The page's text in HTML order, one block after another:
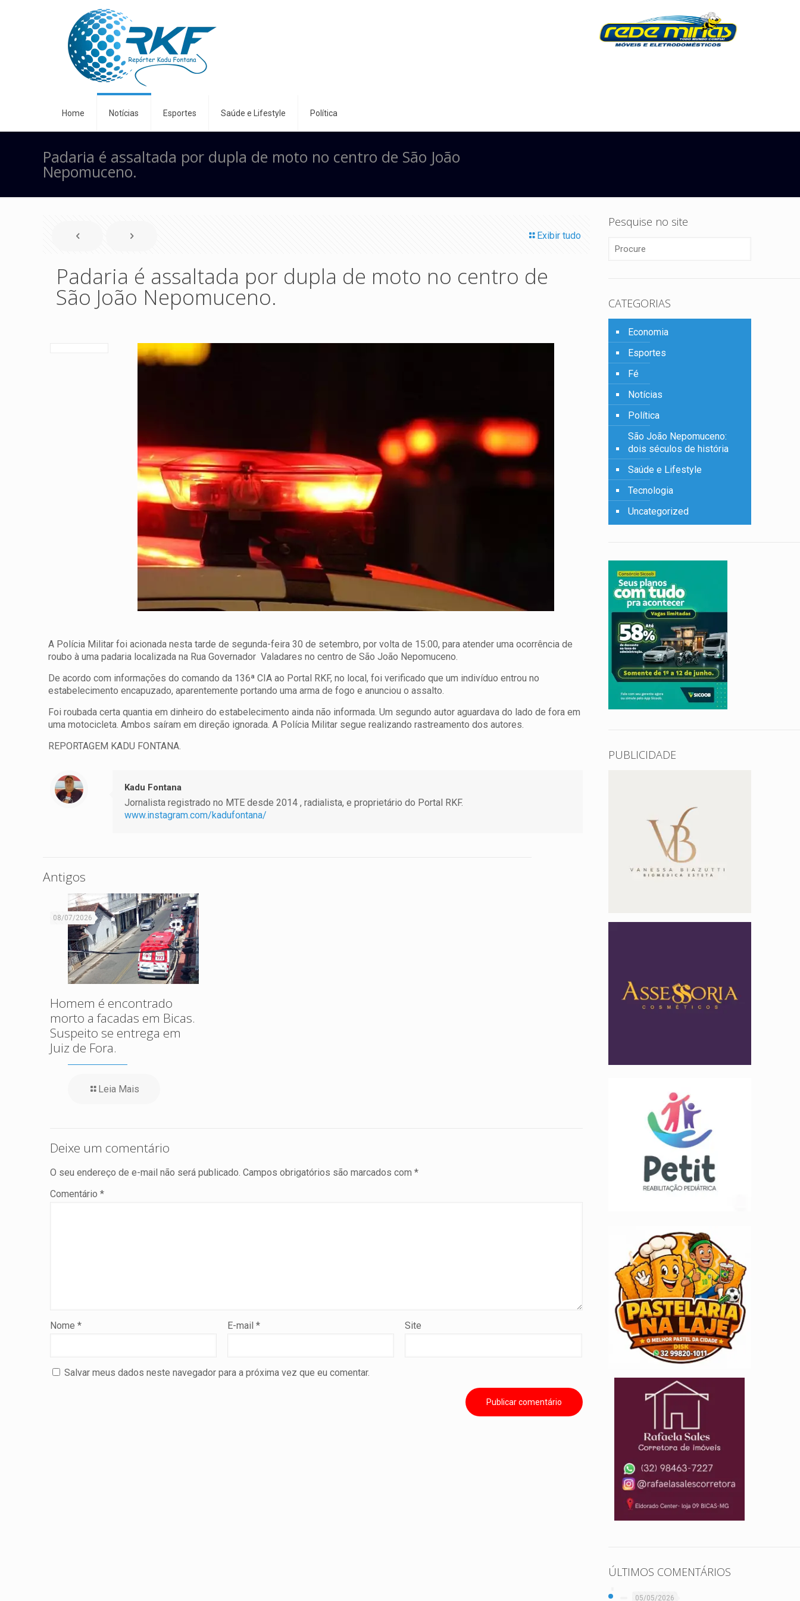
Home Notícias Esportes Saúde e Lifestyle Política
Padaria é assaltada por dupla de moto no centro de São João
Nepomuceno.
Exibir tudo
Padaria é assaltada por dupla de moto no centro de
São João Nepomuceno.
A Polícia Militar foi acionada nesta tarde de segunda-feira 30 de setembro, por volta de 15:00, para atender uma ocorrência de
roubo à uma padaria localizada na Rua Governador Valadares no centro de São João Nepomuceno.
De acordo com informações do comando da 136ª CIA ao Portal RKF, no local, foi verificado que um indivíduo entrou no
estabelecimento encapuzado, aparentemente portando uma arma de fogo e anunciou o assalto.
Foi roubada certa quantia em dinheiro do estabelecimento ainda não informada. Um segundo autor aguardava do lado de fora em
uma motocicleta. Ambos saíram em direção ignorada. A Polícia Militar segue realizando rastreamento dos autores.
REPORTAGEM KADU FONTANA.
Kadu Fontana
Jornalista registrado no MTE desde 2014 , radialista, e proprietário do Portal RKF.
www.instagram.com/kadufontana/
Antigos
08/07/2026
Homem é encontrado
morto a facadas em Bicas.
Suspeito se entrega em
Juiz de Fora.
Leia Mais
Deixe um comentário
O seu endereço de e-mail não será publicado. Campos obrigatórios são marcados com *
Comentário *
Nome * E-mail* Site
Salvar meus dados neste navegador para a próxima vez que eu comentar.
Pesquise no site
CATEGORIAS
Economia
Esportes
Fé
Notícias
Política
São João Nepomuceno:
dois séculos de história
Saúde e Lifestyle
Tecnologia
Uncategorized
PUBLICIDADE
ÚLTIMOS COMENTÁRIOS
05/05/2026